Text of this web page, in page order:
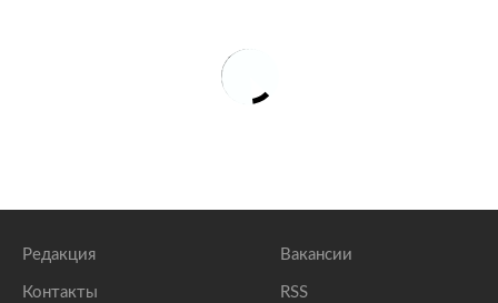
Редакция
Контакты
Вакансии
RSS